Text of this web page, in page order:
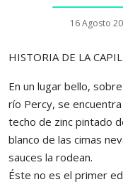
16 Agosto
HISTORIA DE LA
En un lugar bello,
río Percy, se
techo de zinc pintado
blanco de las cimas
sauces la rodean.
Éste no es el primer